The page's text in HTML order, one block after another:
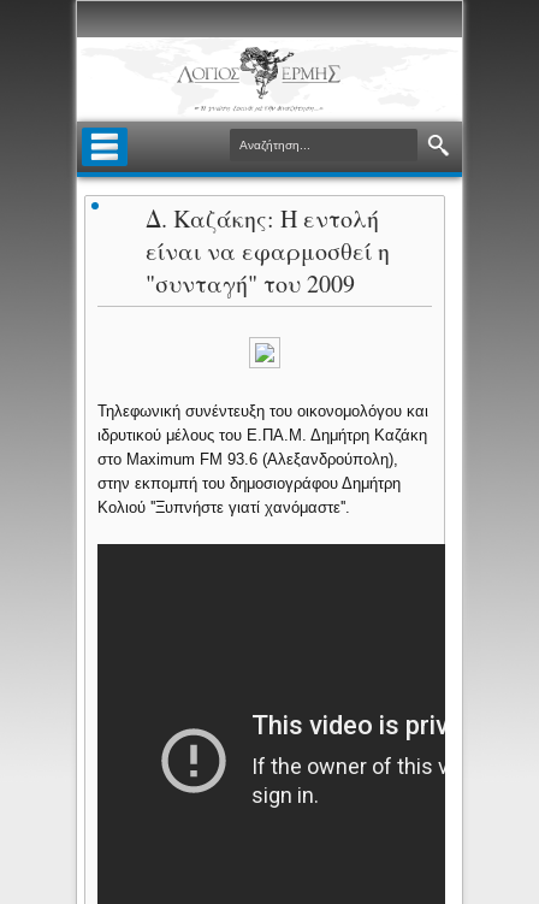
Δ. Καζάκης: Η εντολή
είναι να εφαρμοσθεί η
"συνταγή" του 2009
Τηλεφωνική συνέντευξη του οικονομολόγου και
ιδρυτικού μέλους του Ε.ΠΑ.Μ. Δημήτρη Καζάκη
στο Maximum FM 93.6 (Αλεξανδρούπολη),
στην εκπομπή του δημοσιογράφου Δημήτρη
Κολιού ''Ξυπνήστε γιατί χανόμαστε''.